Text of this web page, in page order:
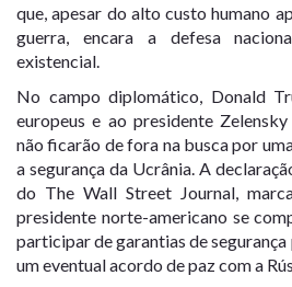
que, apesar do alto custo humano
guerra, encara a defesa
existencial.
No campo diplomático, Donald
europeus e ao presidente
não ficarão de fora na busca por
a segurança da Ucrânia. A
do The Wall Street Journal,
presidente norte-americano se
participar de garantias de
um eventual acordo de paz com a